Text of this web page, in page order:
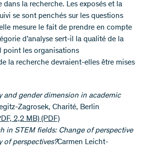
dans la recherche. Les exposés et la
se sont penchés sur les questions
mesure le fait de prendre en compte
d’analyse sert-il la qualité de la
point les organisations
la recherche devraient-elles être mises
and gender dimension in academic
Zagrosek, Charité, Berlin
2,2 MB) (PDF)
in STEM fields: Change of perspective
of perspectives?Carmen Leicht-